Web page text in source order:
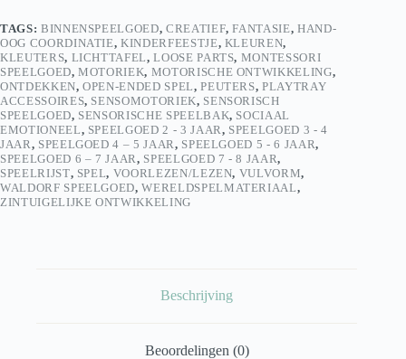
TAGS: BINNENSPEELGOED, CREATIEF,FANTASIE, HAND-
OOG COORDINATIE,KINDERFEESTJE, KLEUREN,
KLEUTERS, LICHTTAFEL,LOOSE PARTS, MONTESSORI
SPEELGOED,MOTORIEK, MOTORISCHE ONTWIKKELING,
ONTDEKKEN,OPEN-ENDED SPEL,PEUTERS,PLAYTRAY
ACCESSOIRES, SENSOMOTORIEK, SENSORISCH
SPEELGOED, SENSORISCHE SPEELBAK, SOCIAAL
EMOTIONEEL, SPEELGOED 2 - 3 JAAR , SPEELGOED 3 - 4
JAAR , SPEELGOED 4 – 5 JAAR , SPEELGOED 5 - 6 JAAR,
SPEELGOED 6 – 7 JAAR , SPEELGOED 7 - 8 JAAR,
SPEELRIJST, SPEL, VOORLEZEN/LEZEN, VULVORM,
WALDORF SPEELGOED,WERELDSPELMATERIAAL,
ZINTUIGELIJKE ONTWIKKELING
Beschrijving
Beoordelingen (0)